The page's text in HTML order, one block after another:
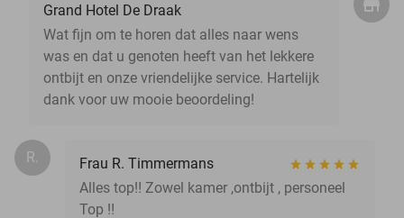
Grand Hotel De Draak
Wat fijn om te horen dat alles naar wens
was en dat u genoten heeft van het lekkere
ontbijt en onze vriendelijke service. Hartelijk
dank voor uw mooie beoordeling!
R.
Frau R. Timmermans
Alles top‼️ Zowel kamer ,ontbijt , personeel
Top ‼️